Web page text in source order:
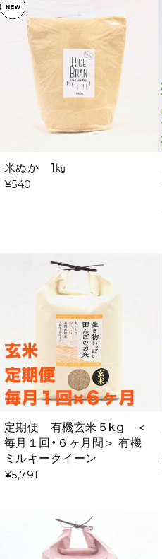
米ぬか 1㎏
¥540
定期便 有機玄米５kg ＜
毎月１回・６ヶ月間＞ 有機
ミルキークイーン
¥5,791